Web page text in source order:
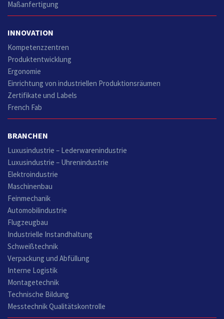
Maßanfertigung
INNOVATION
Kompetenzzentren
Produktentwicklung
Ergonomie
Einrichtung von industriellen Produktionsräumen
Zertifikate und Labels
French Fab
BRANCHEN
Luxusindustrie – Lederwarenindustrie
Luxusindustrie – Uhrenindustrie
Elektroindustrie
Maschinenbau
Feinmechanik
Automobilindustrie
Flugzeugbau
Industrielle Instandhaltung
Schweißtechnik
Verpackung und Abfüllung
Interne Logistik
Montagetechnik
Technische Bildung
Messtechnik Qualitätskontrolle